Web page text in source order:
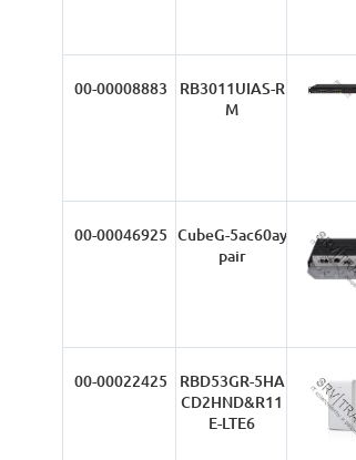
00-00008883
RB3011UIAS-R
M
00-00046925 CubeG-5ac60ay
pair
00-00022425
RBD53GR-5HA
CD2HND&R11
E-LTE6